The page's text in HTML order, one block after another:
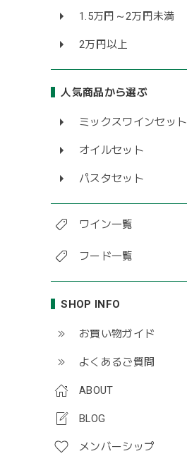
1.5万円～2万円未満
2万円以上
人気商品から選ぶ
ミックスワインセット
オイルセット
パスタセット
ワイン一覧
フード一覧
SHOP INFO
お買い物ガイド
よくあるご質問
ABOUT
BLOG
メンバーシップ